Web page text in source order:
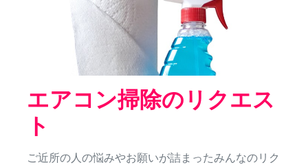
エアコン掃除のリクエス
ト
ご近所の人の悩みやお願いが詰まったみんなのリク